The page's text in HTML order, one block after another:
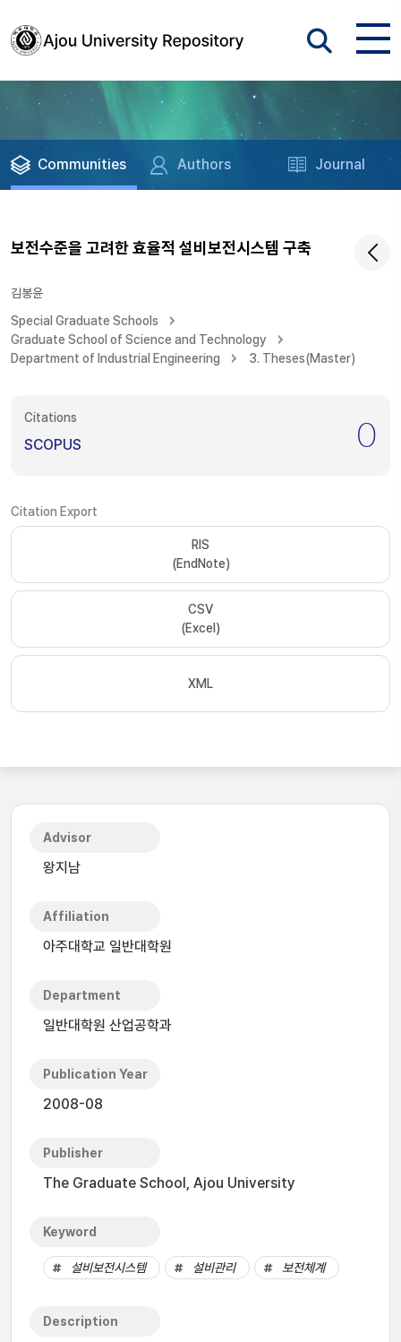
Communities Authors Journal
보전수준을 고려한 효율적 설비보전시스템 구축
김봉윤
Special Graduate Schools
Graduate School of Science and Technology
Department of Industrial Engineering
3. Theses(Master)
Citations
SCOPUS 0
Citation Export
RIS
(EndNote)
CSV
(Excel)
XML
Advisor
왕지남
Affiliation
아주대학교 일반대학원
Department
일반대학원 산업공학과
Publication Year
2008-08
Publisher
The Graduate School, Ajou University
Keyword
설비보전시스템 설비관리 보전체계
Description